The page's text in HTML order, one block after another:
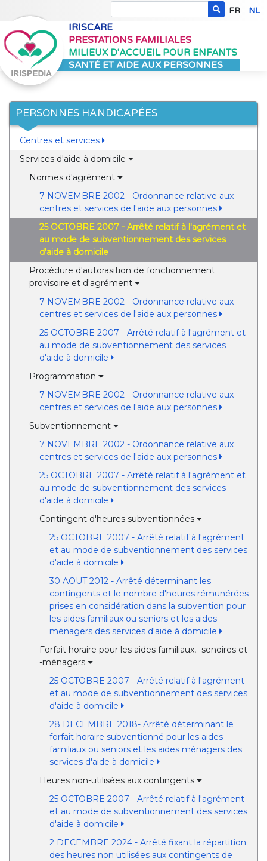
FR NL
IRISCARE
PRESTATIONS FAMILIALES
MILIEUX D'ACCUEIL POUR ENFANTS
SANTÉ ET AIDE AUX PERSONNES
PERSONNES HANDICAPÉES
Centres et services
Services d'aide à domicile
Normes d'agrément
7 NOVEMBRE 2002 - Ordonnance relative aux
centres et services de l'aide aux personnes
25 OCTOBRE 2007 - Arrêté relatif à l'agrément et
au mode de subventionnement des services
d'aide à domicile
Procédure d'autorasition de fonctionnement
provisoire et d'agrément
7 NOVEMBRE 2002 - Ordonnance relative aux
centres et services de l'aide aux personnes
25 OCTOBRE 2007 - Arrêté relatif à l'agrément et
au mode de subventionnement des services
d'aide à domicile
Programmation
7 NOVEMBRE 2002 - Ordonnance relative aux
centres et services de l'aide aux personnes
Subventionnement
7 NOVEMBRE 2002 - Ordonnance relative aux
centres et services de l'aide aux personnes
25 OCTOBRE 2007 - Arrêté relatif à l'agrément et
au mode de subventionnement des services
d'aide à domicile
Contingent d'heures subventionnées
25 OCTOBRE 2007 - Arrêté relatif à l'agrément
et au mode de subventionnement des services
d'aide à domicile
30 AOUT 2012 - Arrêté déterminant les
contingents et le nombre d'heures rémunérées
prises en considération dans la subvention pour
les aides familiaux ou seniors et les aides
ménagers des services d'aide à domicile
Forfait horaire pour les aides familiaux, -senoires et
-ménagers
25 OCTOBRE 2007 - Arrêté relatif à l'agrément
et au mode de subventionnement des services
d'aide à domicile
28 DECEMBRE 2018- Arrêté déterminant le
forfait horaire subventionné pour les aides
familiaux ou seniors et les aides ménagers des
services d'aide à domicile
Heures non-utilisées aux contingents
25 OCTOBRE 2007 - Arrêté relatif à l'agrément
et au mode de subventionnement des services
d'aide à domicile
2 DECEMBRE 2024 - Arrêté fixant la répartition
des heures non utilisées aux contingents de